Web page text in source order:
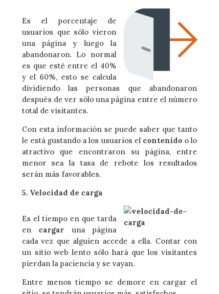
Es el porcentaje de
usuarios que sólo vieron
una página y luego la
abandonaron. Lo normal
es que esté entre el 40%
y el 60%, esto se calcula
dividiendo las personas que abandonaron
después de ver sólo una página entre el número
total de visitantes.
Con esta información se puede saber que tanto
le está gustando a los usuarios el contenidoo lo
atractivo que encontraron su página, entre
menor sea la tasa de rebote los resultados
serán más favorables.
5. Velocidad de carga
Es el tiempo en que tarda
en cargar una página
cada vez que alguien accede a ella. Contar con
un sitio web lento sólo hará que los visitantes
pierdan la paciencia y se vayan.
Entre menos tiempo se demore en cargar el